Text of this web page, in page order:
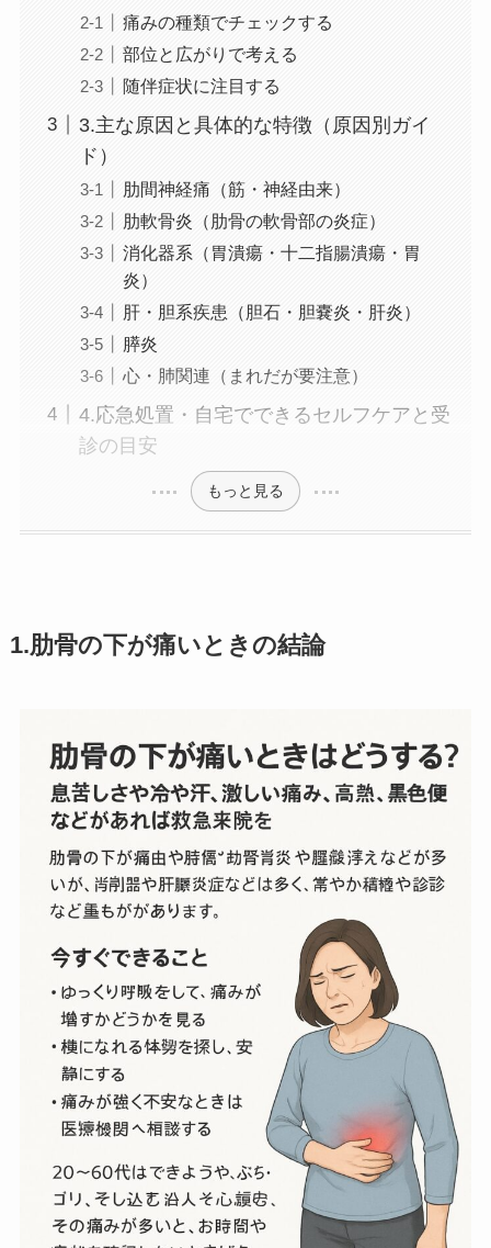
痛みの種類でチェックする
部位と広がりで考える
随伴症状に注目する
3.主な原因と具体的な特徴（原因別ガイ
ド）
肋間神経痛（筋・神経由来）
肋軟骨炎（肋骨の軟骨部の炎症）
消化器系（胃潰瘍・十二指腸潰瘍・胃
炎）
肝・胆系疾患（胆石・胆嚢炎・肝炎）
膵炎
心・肺関連（まれだが要注意）
4.応急処置・自宅でできるセルフケアと受
診の目安
もっと見る
1.肋骨の下が痛いときの結論